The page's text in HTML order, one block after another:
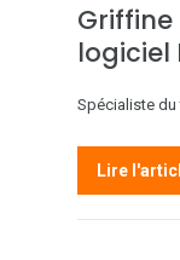
logiciel
Spécialiste
Lire